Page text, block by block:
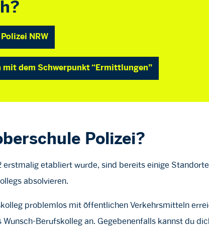
NRW
mit dem Schwerpunkt “Ermittlungen”
Polizei?
etabliert wurde, sind bereits einige
absolvieren.
problemlos mit öffentlichen Verkehrsmitteln
Berufskolleg an. Gegebenenfalls kannst du